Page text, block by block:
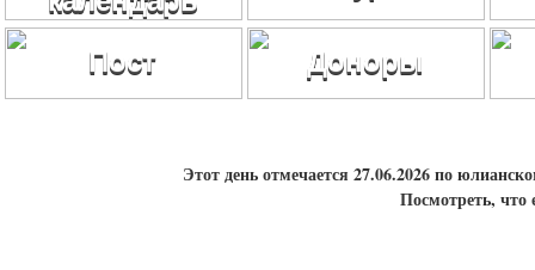
Пост Доноры
Этот день отмечается 27.06.2026 по
Посмотреть,